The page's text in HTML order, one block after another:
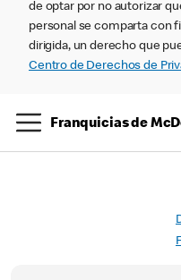
de optar por no autorizar
personal se comparta con
dirigida, un derecho que
Centro de Derechos de
Franquicias de